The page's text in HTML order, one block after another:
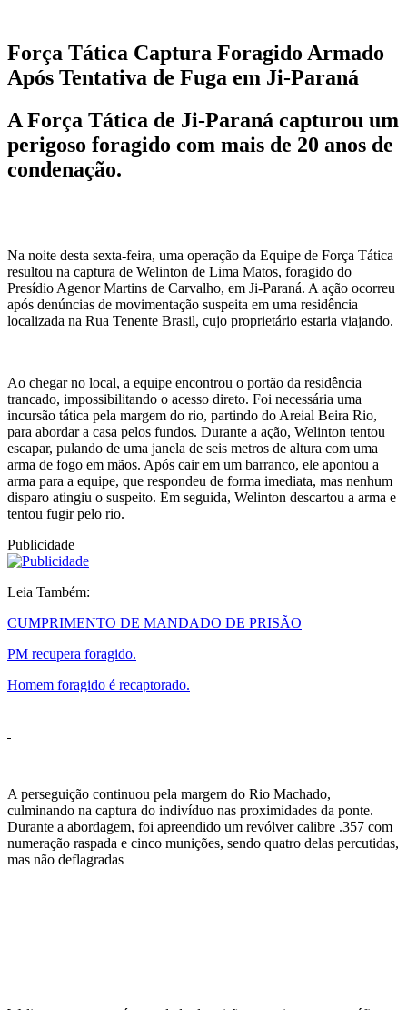
Força Tática Captura Foragido Armado
Após Tentativa de Fuga em Ji-Paraná
A Força Tática de Ji-Paraná capturou um
perigoso foragido com mais de 20 anos de
condenação.
Na noite desta sexta-feira, uma operação da Equipe de Força Tática
resultou na captura de Welinton de Lima Matos, foragido do
Presídio Agenor Martins de Carvalho, em Ji-Paraná. A ação ocorreu
após denúncias de movimentação suspeita em uma residência
localizada na Rua Tenente Brasil, cujo proprietário estaria viajando.
Ao chegar no local, a equipe encontrou o portão da residência
trancado, impossibilitando o acesso direto. Foi necessária uma
incursão tática pela margem do rio, partindo do Areial Beira Rio,
para abordar a casa pelos fundos. Durante a ação, Welinton tentou
escapar, pulando de uma janela de seis metros de altura com uma
arma de fogo em mãos. Após cair em um barranco, ele apontou a
arma para a equipe, que respondeu de forma imediata, mas nenhum
disparo atingiu o suspeito. Em seguida, Welinton descartou a arma e
tentou fugir pelo rio.
Publicidade
Leia Também:
CUMPRIMENTO DE MANDADO DE PRISÃO
PM recupera foragido.
Homem foragido é recaptorado.
A perseguição continuou pela margem do Rio Machado,
culminando na captura do indivíduo nas proximidades da ponte.
Durante a abordagem, foi apreendido um revólver calibre .357 com
numeração raspada e cinco munições, sendo quatro delas percutidas,
mas não deflagradas